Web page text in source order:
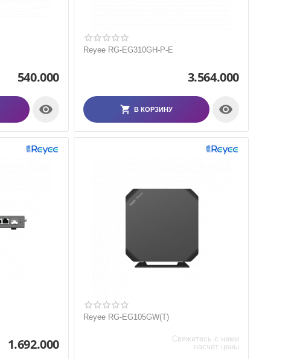
540.000

Reyee RG-EG310GH-P-E
3.564.000
В КОРЗИНУ 
1.692.000
Reyee RG-EG105GW(T)
Свяжитесь с нами
насчёт цены